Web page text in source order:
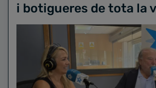
i botigueres de tota la